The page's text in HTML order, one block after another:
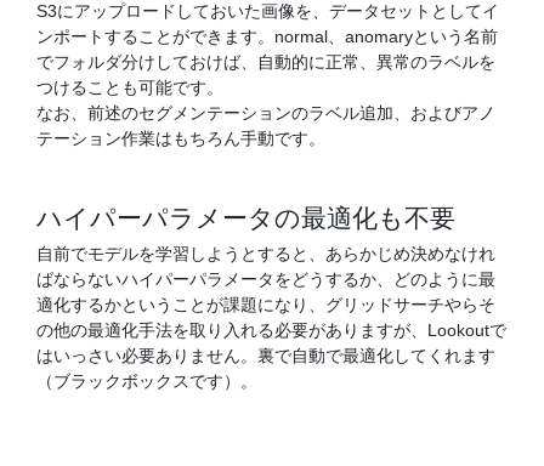
S3にアップロードしておいた画像を、データセットとしてイ
ンポートすることができます。normal、anomaryという名前
でフォルダ分けしておけば、自動的に正常、異常のラベルを
つけることも可能です。
なお、前述のセグメンテーションのラベル追加、およびアノ
テーション作業はもちろん手動です。
ハイパーパラメータの最適化も不要
自前でモデルを学習しようとすると、あらかじめ決めなけれ
ばならないハイパーパラメータをどうするか、どのように最
適化するかということが課題になり、グリッドサーチやらそ
の他の最適化手法を取り入れる必要がありますが、Lookoutで
はいっさい必要ありません。裏で自動で最適化してくれます
（ブラックボックスです）。